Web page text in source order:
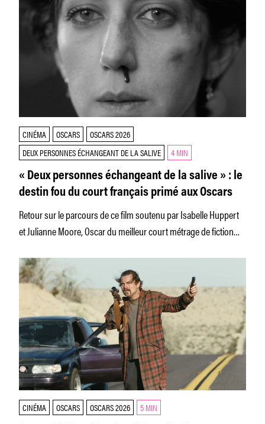
CINÉMA OSCARS
OSCARS 2026
DEUX PERSONNES ÉCHANGEANT DE LA SALIVE
4 MIN
« Deux personnes échangeant de la salive » : le
destin fou du court français primé aux Oscars
Retour sur le parcours de ce film soutenu par Isabelle Huppert
et Julianne Moore, Oscar du meilleur court métrage de fiction
CINÉMA OSCARS OSCARS 2026 5 MIN